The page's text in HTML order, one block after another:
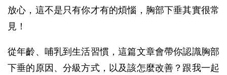
放心，這不是只有你才有的煩惱，胸部下垂其實很常
見！
從年齡、哺乳到生活習慣，這篇文章會帶你認識胸部
下垂的原因、分級方式，以及該怎麼改善？跟我一起